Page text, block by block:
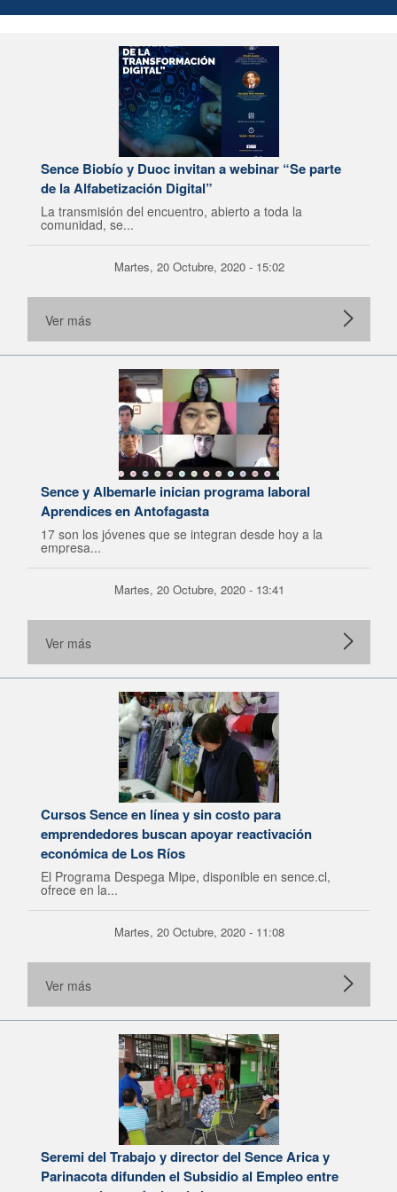
Sence Biobío y Duoc invitan a webinar “Se parte
de la Alfabetización Digital”
La transmisión del encuentro, abierto a toda la
comunidad, se...
Martes, 20 Octubre, 2020 - 15:02
Ver más
Sence y Albemarle inician programa laboral
Aprendices en Antofagasta
17 son los jóvenes que se integran desde hoy a la
empresa...
Martes, 20 Octubre, 2020 - 13:41
Ver más
Cursos Sence en línea y sin costo para
emprendedores buscan apoyar reactivación
económica de Los Ríos
El Programa Despega Mipe, disponible en sence.cl,
ofrece en la...
Martes, 20 Octubre, 2020 - 11:08
Ver más
Seremi del Trabajo y director del Sence Arica y
Parinacota difunden el Subsidio al Empleo entre